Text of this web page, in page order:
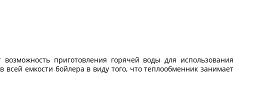
возможность приготовления горячей воды для использования
емкости бойлера в виду того, что теплообменник занимает